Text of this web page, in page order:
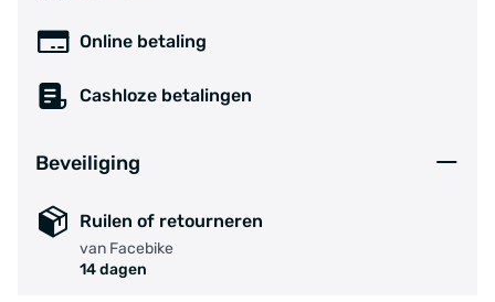
Online betaling
Cashloze betalingen
Beveiliging
Ruilen of retourneren
van Facebike
14 dagen